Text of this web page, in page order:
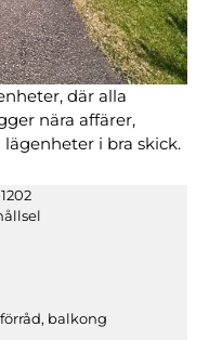
där alla
nära affärer,
i bra skick.
balkong